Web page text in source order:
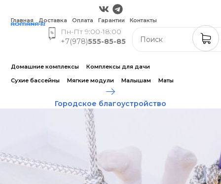
Главная Доставка Оплата Гарантии Контакты
Пн-Пт 9:00-18:00
+7(978)555-85-85
Домашние комплексы
Комплексы для дачи
Сухие бассейны
Мягкие модули Малышам Маты
Городское благоустройство